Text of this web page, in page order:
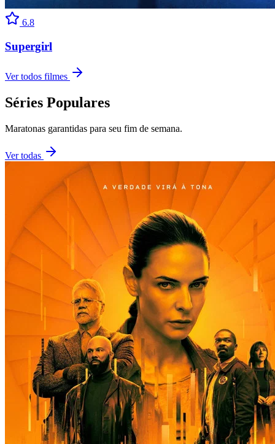
6.8
Supergirl
Ver todos filmes
Séries Populares
Maratonas garantidas para seu fim de semana.
Ver todas